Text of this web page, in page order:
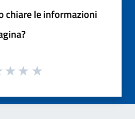
chiare le informazioni